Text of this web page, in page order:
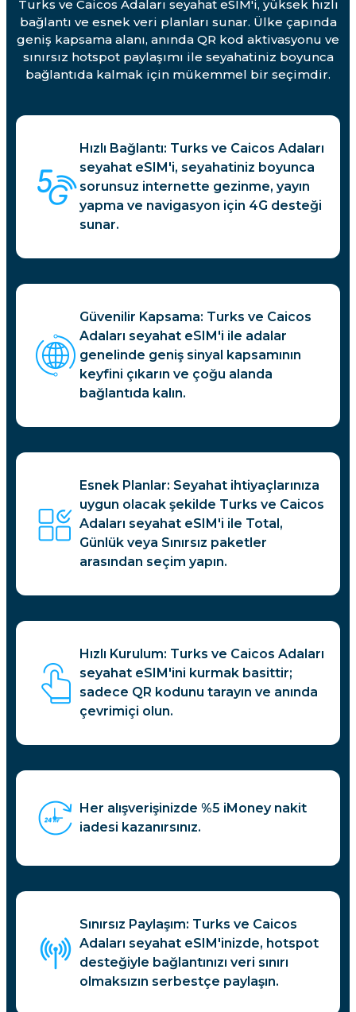
Turks ve Caicos Adaları seyahat eSIM'i, yüksek hızlı
bağlantı ve esnek veri planları sunar. Ülke çapında
geniş kapsama alanı, anında QR kod aktivasyonu ve
sınırsız hotspot paylaşımı ile seyahatiniz boyunca
bağlantıda kalmak için mükemmel bir seçimdir.
Hızlı Bağlantı: Turks ve Caicos Adaları
seyahat eSIM'i, seyahatiniz boyunca
sorunsuz internette gezinme, yayın
yapma ve navigasyon için 4G desteği
sunar.
Güvenilir Kapsama: Turks ve Caicos
Adaları seyahat eSIM'i ile adalar
genelinde geniş sinyal kapsamının
keyfini çıkarın ve çoğu alanda
bağlantıda kalın.
Esnek Planlar: Seyahat ihtiyaçlarınıza
uygun olacak şekilde Turks ve Caicos
Adaları seyahat eSIM'i ile Total,
Günlük veya Sınırsız paketler
arasından seçim yapın.
Hızlı Kurulum: Turks ve Caicos Adaları
seyahat eSIM'ini kurmak basittir;
sadece QR kodunu tarayın ve anında
çevrimiçi olun.
Her alışverişinizde %5 iMoney nakit
iadesi kazanırsınız.
Sınırsız Paylaşım: Turks ve Caicos
Adaları seyahat eSIM'inizde, hotspot
desteğiyle bağlantınızı veri sınırı
olmaksızın serbestçe paylaşın.